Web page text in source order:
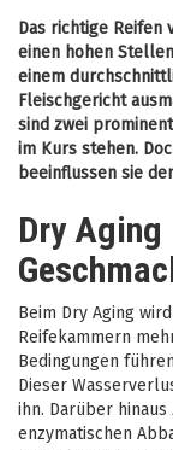
Das richtige Reifen
einen hohen
einem
Fleischgericht
sind zwei
im Kurs stehen.
beeinflussen sie
Dry
Beim Dry Aging
Reifekammern
Bedingungen
Dieser
ihn. Darüber
enzymatischen